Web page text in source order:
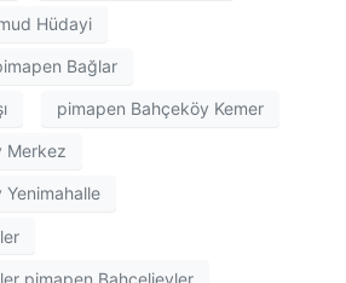
Hüdayi
Bağlar
pimapen Bahçeköy Kemer
Merkez
pimapen Bahçelievler